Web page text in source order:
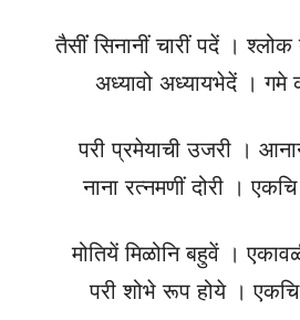
तैसींं सिनानीं चारीं पदें ।
अध्यावो अध्यायभेदें ।
परी प्रमेयाची उजरी ।
नाना रत्नमणीं दोरी ।
मोतियें मिळोनि बहुवें ।
परी शोभे रूप होये ।